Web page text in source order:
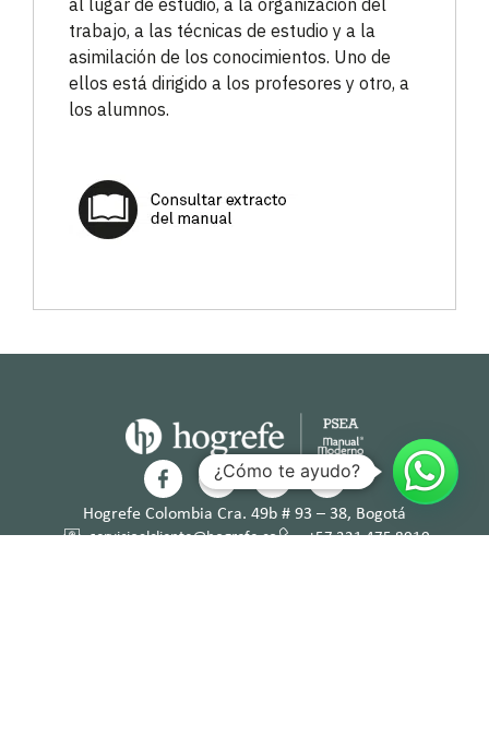
trabajo, a las técnicas de estudio y a la
asimilación de los conocimientos. Uno de
ellos está dirigido a los profesores y otro, a
los alumnos.
Hogrefe Colombia Cra. 49b # 93 – 38, Bogotá
servicioalcliente@hogrefe.co
+57 321 475 8010
¿Cómo te ayudo?